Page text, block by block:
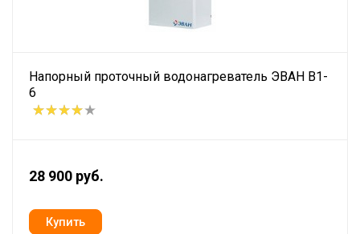
Напорный проточный водонагреватель ЭВАН В1-
6
28 900 руб.